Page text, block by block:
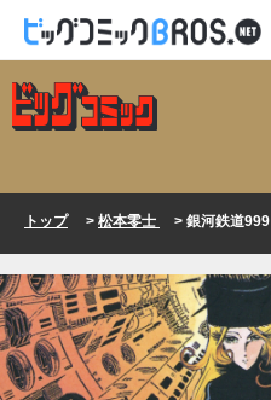
トップ> 松本零士 > 銀河鉄道999